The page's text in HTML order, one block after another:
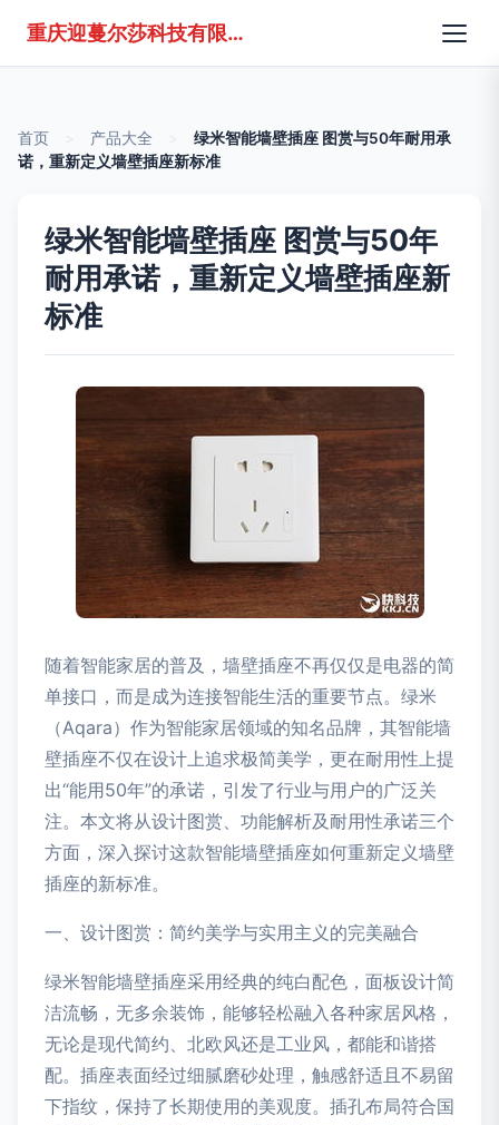
重庆迎蔓尔莎科技有限公司
首页 产品大全
绿米智能墙壁插座 图赏与50年耐用承
诺，重新定义墙壁插座新标准
绿米智能墙壁插座 图赏与50年
耐用承诺，重新定义墙壁插座新
标准
随着智能家居的普及，墙壁插座不再仅仅是电器的简
单接口，而是成为连接智能生活的重要节点。绿米
（Aqara）作为智能家居领域的知名品牌，其智能墙
壁插座不仅在设计上追求极简美学，更在耐用性上提
出“能用50年”的承诺，引发了行业与用户的广泛关
注。本文将从设计图赏、功能解析及耐用性承诺三个
方面，深入探讨这款智能墙壁插座如何重新定义墙壁
插座的新标准。
一、设计图赏：简约美学与实用主义的完美融合
绿米智能墙壁插座采用经典的纯白配色，面板设计简
洁流畅，无多余装饰，能够轻松融入各种家居风格，
无论是现代简约、北欧风还是工业风，都能和谐搭
配。插座表面经过细腻磨砂处理，触感舒适且不易留
下指纹，保持了长期使用的美观度。插孔布局符合国